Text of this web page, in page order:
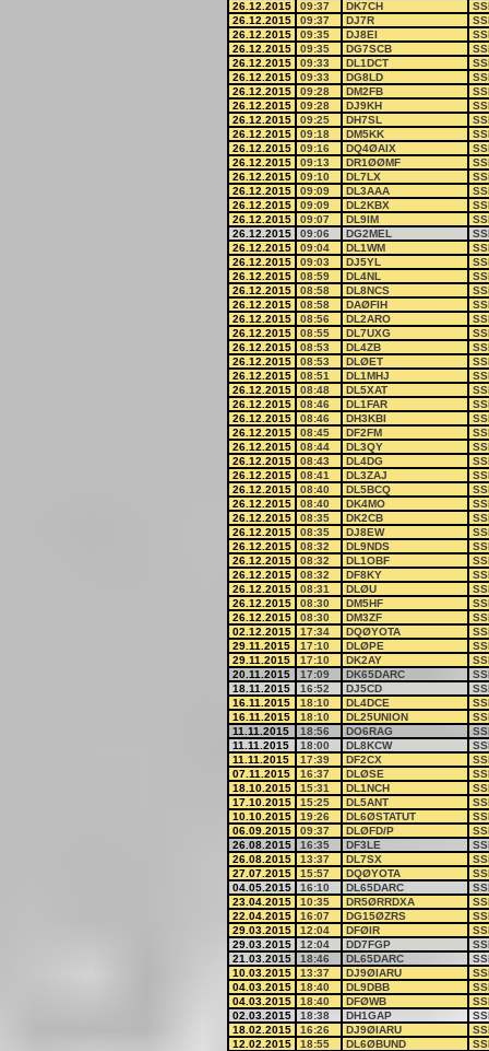
26.12.2015
09:37 DK7CH
26.12.2015
09:37 DJ7R
26.12.2015
09:35 DJ8EI
26.12.2015
09:35 DG7SCB
26.12.2015
09:33 DL1DCT
26.12.2015
09:33 DG8LD
26.12.2015
09:28 DM2FB
26.12.2015
09:28 DJ9KH
26.12.2015
09:25 DH7SL
26.12.2015
09:18 DM5KK
26.12.2015
09:16 DQ4ØAIX
26.12.2015
09:13 DR1ØØMF
26.12.2015
09:10 DL7LX
26.12.2015
09:09 DL3AAA
26.12.2015
09:09 DL2KBX
26.12.2015
09:07 DL9IM
26.12.2015
09:06 DG2MEL
26.12.2015
09:04 DL1WM
26.12.2015
09:03 DJ5YL
26.12.2015
08:59 DL4NL
26.12.2015
08:58 DL8NCS
26.12.2015
08:58 DAØFIH
26.12.2015
08:56 DL2ARO
26.12.2015
08:55 DL7UXG
26.12.2015
08:53 DL4ZB
26.12.2015
08:53 DLØET
26.12.2015
08:51 DL1MHJ
26.12.2015
08:48 DL5XAT
26.12.2015
08:46 DL1FAR
26.12.2015
08:46 DH3KBI
26.12.2015
08:45 DF2FM
26.12.2015
08:44 DL3QY
26.12.2015
08:43 DL4DG
26.12.2015
08:41 DL3ZAJ
26.12.2015
08:40 DL5BCQ
26.12.2015
08:40 DK4MO
26.12.2015
08:35 DK2CB
26.12.2015
08:35 DJ8EW
26.12.2015
08:32 DL9NDS
26.12.2015
08:32 DL1OBF
26.12.2015
08:32 DF8KY
26.12.2015
08:31 DLØU
26.12.2015
08:30 DM5HF
26.12.2015
08:30 DM3ZF
02.12.2015
17:34 DQØYOTA
29.11.2015
17:10 DLØPE
29.11.2015
17:10 DK2AY
20.11.2015
17:09 DK65DARC
18.11.2015
16:52 DJ5CD
16.11.2015
18:10 DL4DCE
16.11.2015
18:10 DL25UNION
11.11.2015
18:56 DO6RAG
11.11.2015
18:00 DL8KCW
11.11.2015
17:39 DF2CX
07.11.2015
16:37 DLØSE
18.10.2015
15:31 DL1NCH
17.10.2015
15:25 DL5ANT
10.10.2015
19:26 DL6ØSTATUT
06.09.2015
09:37 DLØFD/P
26.08.2015
16:35 DF3LE
26.08.2015
13:37 DL7SX
27.07.2015
15:57 DQØYOTA
04.05.2015
16:10 DL65DARC
23.04.2015
10:35 DR5ØRRDXA
22.04.2015
16:07 DG15ØZRS
29.03.2015
12:04 DFØIR
29.03.2015
12:04 DD7FGP
21.03.2015
18:46 DL65DARC
10.03.2015
13:37 DJ9ØIARU
04.03.2015
18:40 DL9DBB
04.03.2015
18:40 DFØWB
02.03.2015
18:38 DH1GAP
18.02.2015
16:26 DJ9ØIARU
12.02.2015
18:55 DL6ØBUND